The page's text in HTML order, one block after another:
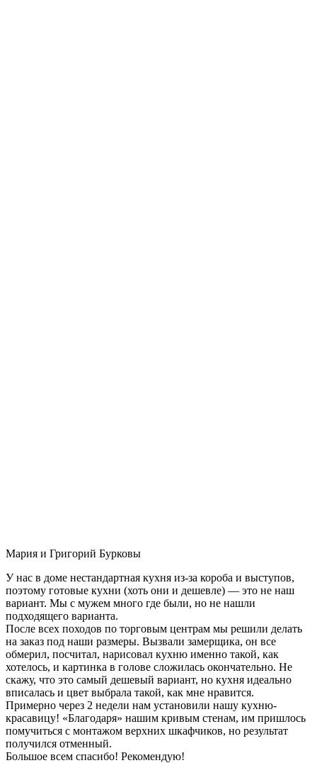
Мария и Григорий Бурковы
У нас в доме нестандартная кухня из-за короба и выступов,
поэтому готовые кухни (хоть они и дешевле) — это не наш
вариант. Мы с мужем много где были, но не нашли
подходящего варианта.
После всех походов по торговым центрам мы решили делать
на заказ под наши размеры. Вызвали замерщика, он все
обмерил, посчитал, нарисовал кухню именно такой, как
хотелось, и картинка в голове сложилась окончательно. Не
скажу, что это самый дешевый вариант, но кухня идеально
вписалась и цвет выбрала такой, как мне нравится.
Примерно через 2 недели нам установили нашу кухню-
красавицу! «Благодаря» нашим кривым стенам, им пришлось
помучиться с монтажом верхних шкафчиков, но результат
получился отменный.
Большое всем спасибо! Рекомендую!